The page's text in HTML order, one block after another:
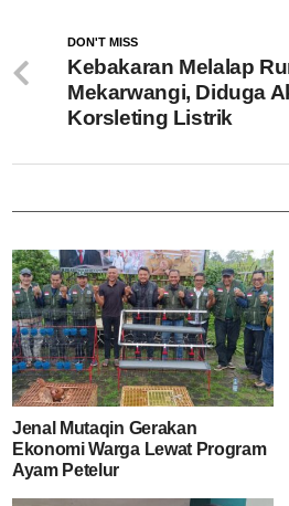
DON'T MISS
Kebakaran Melalap
Mekarwangi, Diduga
Korsleting Listrik
Jenal Mutaqin Gerakan
Ekonomi Warga Lewat Program
Ayam Petelur